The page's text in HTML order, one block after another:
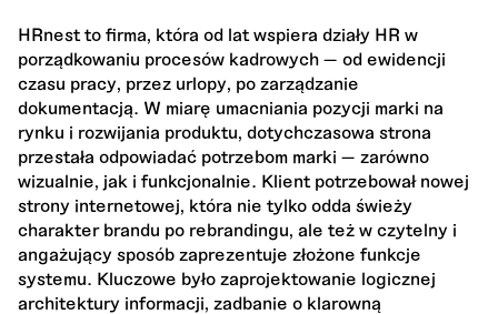
HRnest to firma, która od lat wspiera działy HR w
porządkowaniu procesów kadrowych — od ewidencji
czasu pracy, przez urlopy, po zarządzanie
dokumentacją. W miarę umacniania pozycji marki na
rynku i rozwijania produktu, dotychczasowa strona
przestała odpowiadać potrzebom marki — zarówno
wizualnie, jak i funkcjonalnie. Klient potrzebował nowej
strony internetowej, która nie tylko odda świeży
charakter brandu po rebrandingu, ale też w czytelny i
angażujący sposób zaprezentuje złożone funkcje
systemu. Kluczowe było zaprojektowanie logicznej
architektury informacji, zadbanie o klarowną